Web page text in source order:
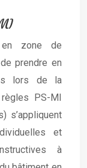
en zone de
prendre en
lors de la
PS-MI
s’appliquent
et
à